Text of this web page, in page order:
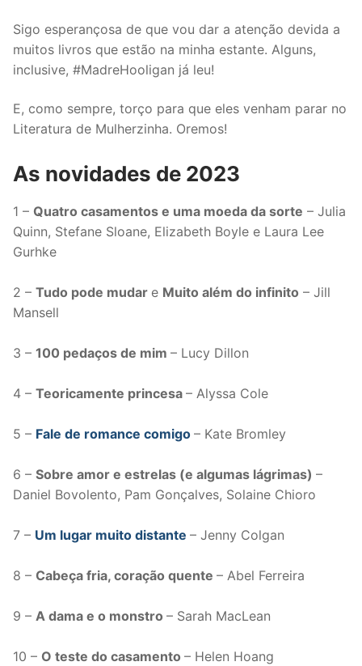
Sigo esperançosa de que vou dar a atenção devida a
muitos livros que estão na minha estante. Alguns,
inclusive, #MadreHooligan já leu!
E, como sempre, torço para que eles venham parar no
Literatura de Mulherzinha. Oremos!
As novidades de 2023
1 – Quatro casamentos e uma moeda da sorte – Julia
Quinn, Stefane Sloane, Elizabeth Boyle e Laura Lee
Gurhke
2 – Tudo pode mudar e Muito além do infinito – Jill
Mansell
3 – 100 pedaços de mim – Lucy Dillon
4 – Teoricamente princesa – Alyssa Cole
5 – Fale de romance comigo – Kate Bromley
6 – Sobre amor e estrelas (e algumas lágrimas) –
Daniel Bovolento, Pam Gonçalves, Solaine Chioro
7 – Um lugar muito distante – Jenny Colgan
8 – Cabeça fria, coração quente – Abel Ferreira
9 – A dama e o monstro – Sarah MacLean
10 – O teste do casamento – Helen Hoang